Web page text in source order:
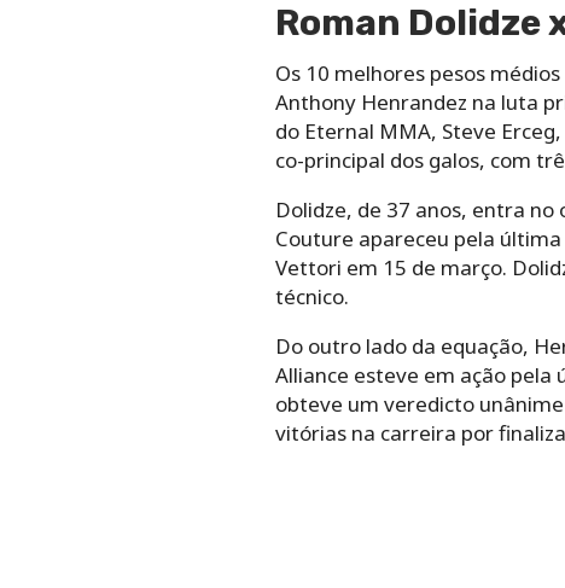
Roman Dolidze
Os 10 melhores pesos
Anthony Henrandez na luta
do Eternal MMA, Steve
co-principal dos galos, com
Dolidze, de 37 anos, entra
Couture apareceu pela
Vettori em 15 de março.
técnico.
Do outro lado da equação,
Alliance esteve em ação
obteve um veredicto
vitórias na carreira por